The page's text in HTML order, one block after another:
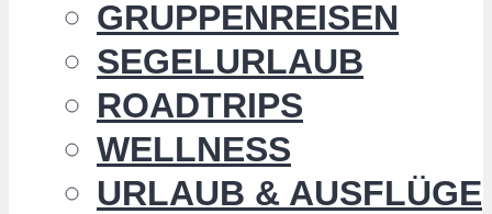
GRUPPENREISEN
SEGELURLAUB
ROADTRIPS
WELLNESS
URLAUB & AUSFLÜGE